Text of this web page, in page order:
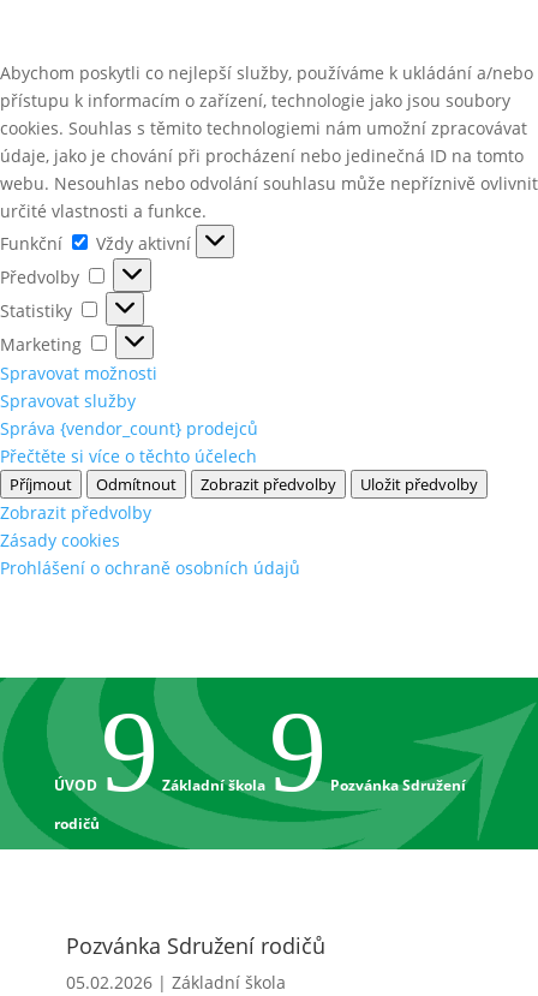
Abychom poskytli co nejlepší služby, používáme k ukládání a/nebo
přístupu k informacím o zařízení, technologie jako jsou soubory
cookies. Souhlas s těmito technologiemi nám umožní zpracovávat
údaje, jako je chování při procházení nebo jedinečná ID na tomto
webu. Nesouhlas nebo odvolání souhlasu může nepříznivě ovlivnit
určité vlastnosti a funkce.
Funkční
Funkční
Vždy aktivní
Předvolby
Předvolby
Statistiky
Statistiky
Marketing
Marketing
Spravovat možnosti
Spravovat služby
Správa {vendor_count} prodejců
Přečtěte si více o těchto účelech
Příjmout Odmítnout Zobrazit předvolby Uložit předvolby
Zobrazit předvolby
Zásady cookies
Prohlášení o ochraně osobních údajů
ÚVOD9Základní škola9Pozvánka Sdružení
rodičů
Pozvánka Sdružení rodičů
05.02.2026| Základní škola